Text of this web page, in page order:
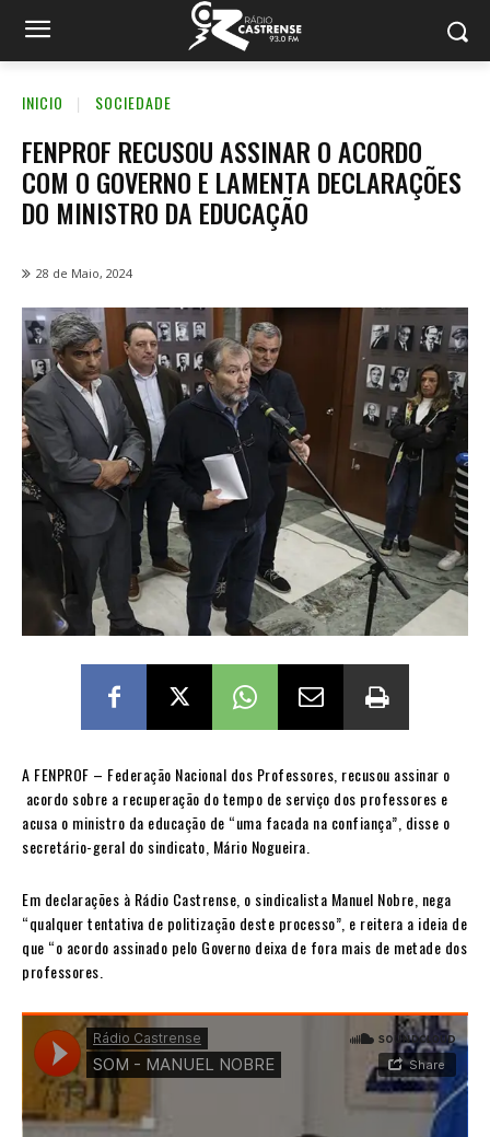
INICIO SOCIEDADE
FENPROF RECUSOU ASSINAR O ACORDO
COM O GOVERNO E LAMENTA DECLARAÇÕES
DO MINISTRO DA EDUCAÇÃO
28 de Maio, 2024
A FENPROF – Federação Nacional dos Professores, recusou assinar o
acordo sobre a recuperação do tempo de serviço dos professores e
acusa o ministro da educação de “uma facada na confiança”, disse o
secretário-geral do sindicato, Mário Nogueira.
Em declarações à Rádio Castrense, o sindicalista Manuel Nobre, nega
“qualquer tentativa de politização deste processo”, e reitera a ideia de
que “o acordo assinado pelo Governo deixa de fora mais de metade dos
professores.